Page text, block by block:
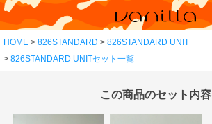
HOME 826STANDARD
826STANDARD UNIT
826STANDARD UNITセット一覧
この商品のセット内容